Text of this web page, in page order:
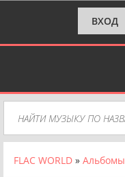
ВХОД
FLAC WORLD » Альбомы